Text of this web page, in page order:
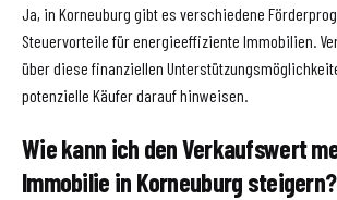
Ja, in Korneuburg gibt es verschiedene
Steuervorteile für energieeffiziente Immobilien.
über diese finanziellen
potenzielle Käufer darauf hinweisen.
Wie kann ich den Verkaufswert
Immobilie in Korneuburg steigern?